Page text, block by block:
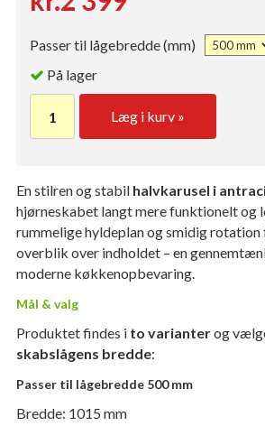
Passer til lågebredde (mm)
På lager
Læg i kurv »
En stilren og stabil halvkarusel i
hjørneskabet langt mere funktionelt og
rummelige hyldeplan og smidig
overblik over indholdet – en
moderne køkkenopbevaring.
Mål & valg
Produktet findes i to varianterog
skabslågens bredde:
Passer til lågebredde 500 mm
Bredde: 1015 mm